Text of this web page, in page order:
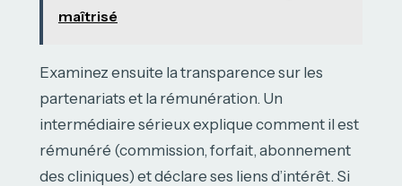
maîtrisé
Examinez ensuite la transparence sur les
partenariats et la rémunération. Un
intermédiaire sérieux explique comment il est
rémunéré (commission, forfait, abonnement
des cliniques) et déclare ses liens d’intérêt. Si